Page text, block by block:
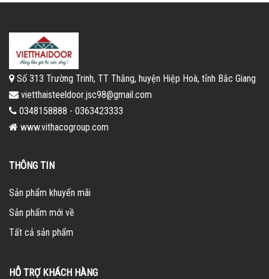
Số 313 Trường Trinh, TT Thắng, huyện Hiệp Hoà, tỉnh Bắc Giang
vietthaisteeldoor.jsc98@gmail.com
0348158888 - 0363423333
www.vithacogroup.com
THÔNG TIN
Sản phẩm khuyến mãi
Sản phẩm mới về
Tất cả sản phẩm
HỖ TRỢ KHÁCH HÀNG